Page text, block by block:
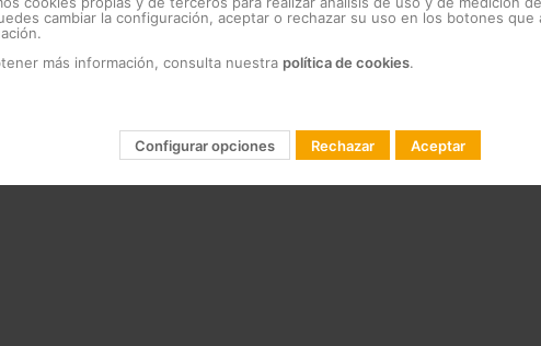
cambiar la configuración, aceptar o rechazar su uso en los botones que
más información, consulta nuestra política de cookies.
Configurar opciones Rechazar Aceptar